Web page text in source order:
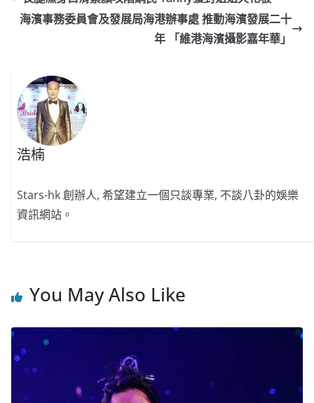
b
k
ei A at Li
n
海濱事務委員會及發展局海港辦事處 推動海濱發展二十
年 「維港海濱攝影嘉年華」
浩楠
Stars-hk 創辦人, 希望建立一個只談專業, 不談八卦的娛樂
資訊網站。
You May Also Like